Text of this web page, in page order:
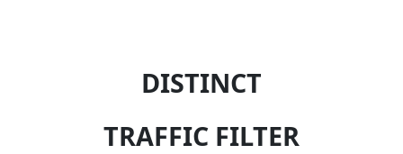
DISTINCT
TRAFFIC FILTER